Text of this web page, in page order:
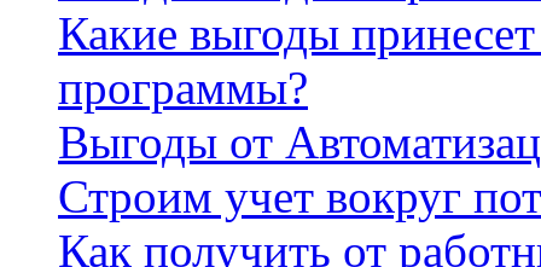
Какие выгоды
программы?
Выгоды от
Строим учет вокруг
Как получить от